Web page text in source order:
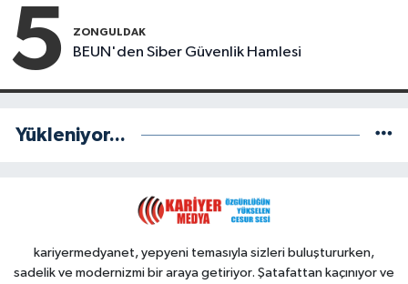
5 ZONGULDAK
BEUN'den Siber Güvenlik Hamlesi
Yükleniyor...
kariyermedyanet, yepyeni temasıyla sizleri buluştururken,
sadelik ve modernizmi bir araya getiriyor. Şatafattan kaçınıyor ve